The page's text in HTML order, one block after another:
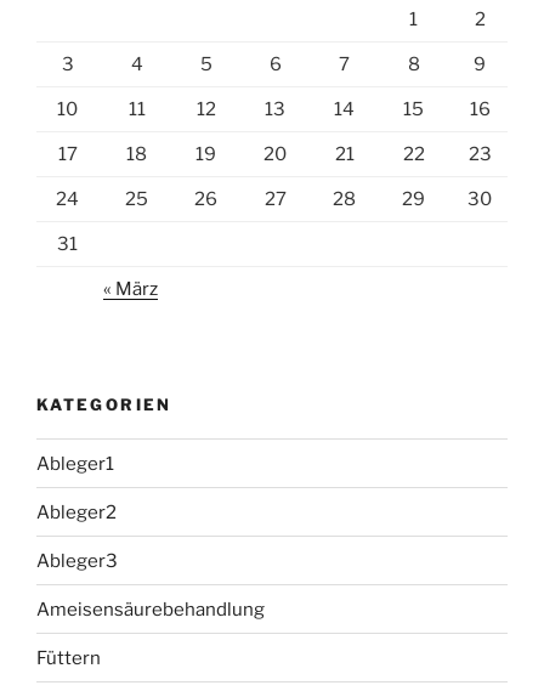
1 2
3 4 5 6 7 8 9
10 11 12 13 14 15 16
17 18 19 20 21 22 23
24 25 26 27 28 29 30
31
« März
KATEGORIEN
Ableger1
Ableger2
Ableger3
Ameisensäurebehandlung
Füttern